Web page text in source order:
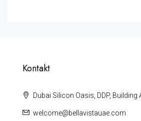
Kontakt
Dubai Silicon Oasis, DDP, Building
welcome@bellavistauae.com